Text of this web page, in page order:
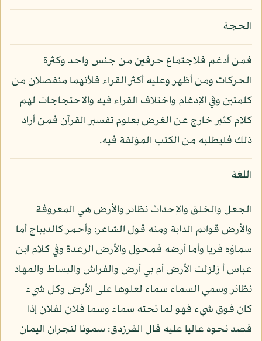
الحجة
فمن أدغم فلاجتماع حرفين من جنس واحد وكثرة
الحركات ومن أظهر وعليه أكثر القراء فلأنهما منفصلان من
كلمتين وفي الإدغام واختلاف القراء فيه والاحتجاجات لهم
كلام كثير خارج عن الغرض بعلوم تفسير القرآن فمن أراد
ذلك فليطلبه من الكتب المؤلفة فيه.
اللغة
الجعل والخلق والإحداث نظائر والأرض هي المعروفة
والأرض قوائم الدابة ومنه قول الشاعر: وأحمر كالديباج أما
سماؤه فريا وأما أرضه فمحول والأرض الرعدة وفي كلام ابن
عباس أ زلزلت الأرض أم بي أرض والفراش والبساط والمهاد
نظائر وسمي السماء سماء لعلوها على الأرض وكل شيء
كان فوق شيء فهو لما تحته سماء وسما فلان لفلان إذا
قصد نحوه عاليا عليه قال الفرزدق: سمونا لنجران اليمان